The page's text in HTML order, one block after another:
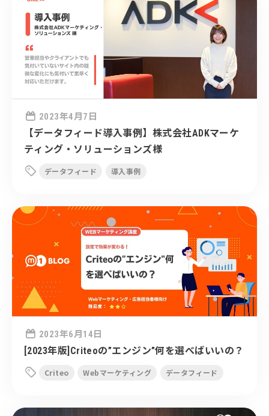
 2023年4月7日
【データフィード導入事例】株式会社ADKマーケ
ティング・ソリューションズ様
 データフィード 導入事例
 2023年6月14日
[2023年版]Criteoの”エンジン”何を選べばいいの？
 Criteo Webマーケティング データフィード